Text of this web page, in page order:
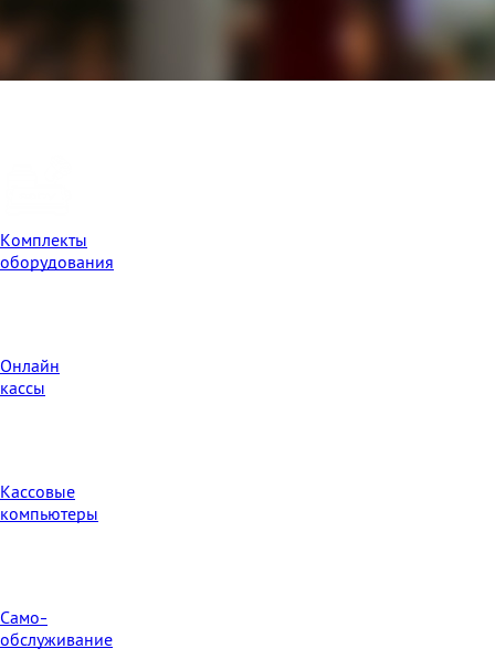
Комплекты
оборудования
Онлайн
кассы
Кассовые
компьютеры
Само-
обслуживание